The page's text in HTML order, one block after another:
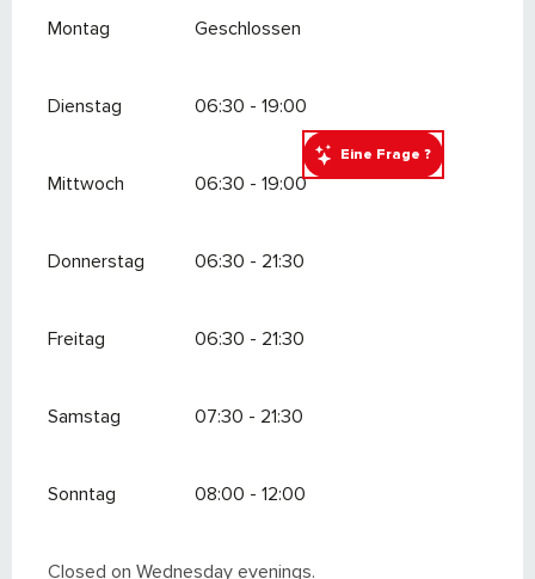
Eine Frage ?
Montag Geschlossen
Dienstag 06:30 - 19:00
Mittwoch 06:30 - 19:00
Donnerstag 06:30 - 21:30
Freitag 06:30 - 21:30
Samstag 07:30 - 21:30
Sonntag 08:00 - 12:00
Closed on Wednesday evenings.